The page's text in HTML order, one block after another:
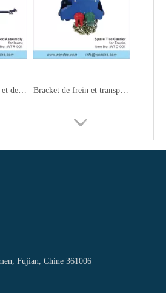
Assemblage de tiges et des liens de traînée Assemblage pour les camions Bracket de frein et transporteur de pneus de rechange pour camions
Fujian, Chine 361006